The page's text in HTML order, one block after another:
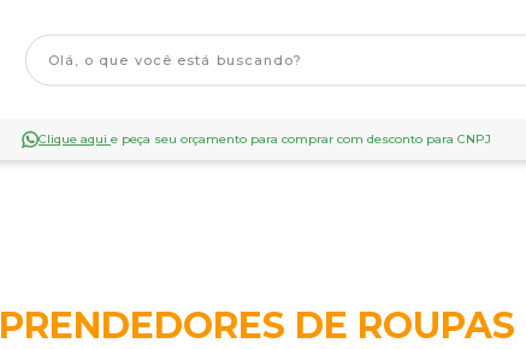
Clique aqui e peça seu orçamento para comprar com desconto para CNPJ
PRENDEDORES DE ROUPAS